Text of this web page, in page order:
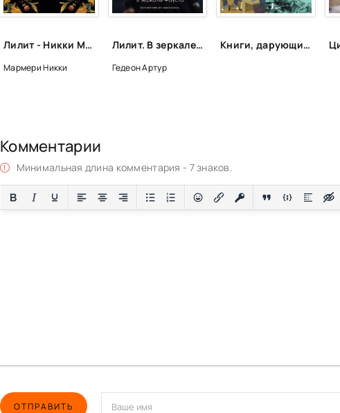
Лилит - Никки Мармери
Мармери Никки
Лилит. В зеркале Фауста - Артур Гедеон
Гедеон Артур
Книги, дарующие радость
Комментарии
Минимальная длина комментария - 7 знаков.
ОТПРАВИТЬ